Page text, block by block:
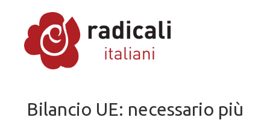
Bilancio UE: necessario più